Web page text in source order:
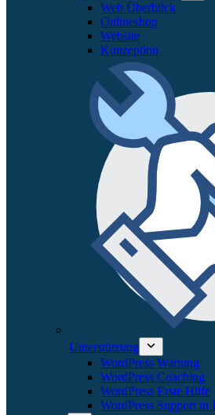
Web Überblick
Onlineshop
Website
Konzeption
Unterstützung
WordPress Wartung
WordPress Coaching
WordPress Erste Hilfe
WordPress Support in